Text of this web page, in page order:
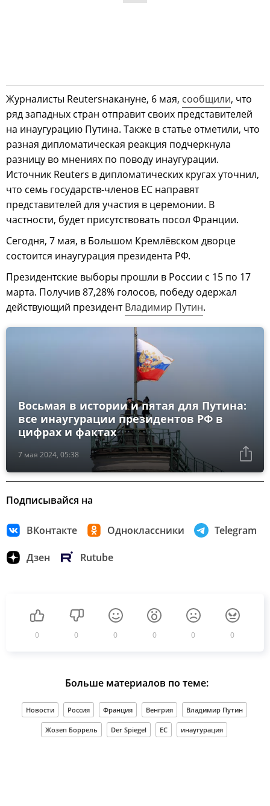
Журналисты Reutersнакануне, 6 мая, сообщили, что
ряд западных стран отправит своих представителей
на инаугурацию Путина. Также в статье отметили, что
разная дипломатическая реакция подчеркнула
разницу во мнениях по поводу инаугурации.
Источник Reuters в дипломатических кругах уточнил,
что семь государств-членов ЕС направят
представителей для участия в церемонии. В
частности, будет присутствовать посол Франции.
Сегодня, 7 мая, в Большом Кремлёвском дворце
состоится инаугурация президента РФ.
Президентские выборы прошли в России с 15 по 17
марта. Получив 87,28% голосов, победу одержал
действующий президентВладимир Путин.
7 мая 2024, 05:38
Восьмая в истории и пятая для Путина:
все инаугурации президентов РФ в
цифрах и фактах
Подписывайся на
ВКонтакте Одноклассники Telegram
Дзен Rutube
0 0 0 0 0 0
Больше материалов по теме:
Новости Россия Франция Венгрия Владимир Путин
Жозеп Боррель Der Spiegel ЕС инаугурация